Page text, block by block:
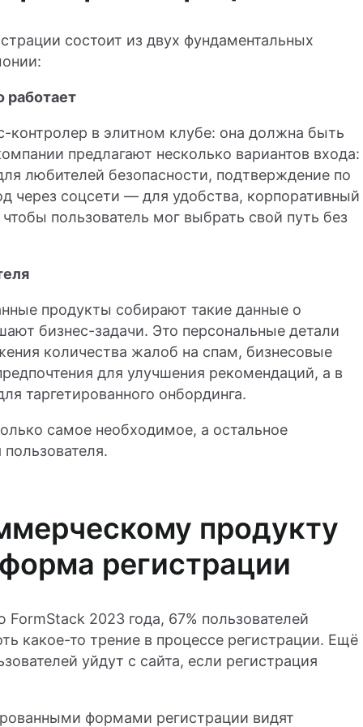
состоит из двух фундаментальных
работает
в элитном клубе: она должна быть
предлагают несколько вариантов входа:
любителей безопасности, подтверждение по
через соцсети — для удобства, корпоративный
пользователь мог выбрать свой путь без
продукты собирают такие данные о
бизнес-задачи. Это персональные детали
количества жалоб на спам, бизнесовые
для улучшения рекомендаций, а в
таргетированного онбординга.
самое необходимое, а остальное
продукту
регистрации
2023 года, 67% пользователей
какое-то трение в процессе регистрации. Ещё
уйдут с сайта, если регистрация
формами регистрации видят